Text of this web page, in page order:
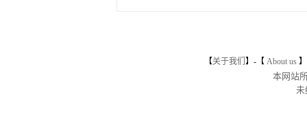
【关于我们 】-【 About us
本网站
未